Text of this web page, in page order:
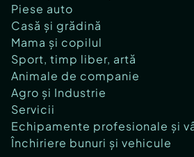
Piese auto
Casă și grădină
Mama și copilul
Sport, timp liber, artă
Animale de companie
Agro și Industrie
Servicii
Echipamente profesionale și
Închiriere bunuri și vehicule